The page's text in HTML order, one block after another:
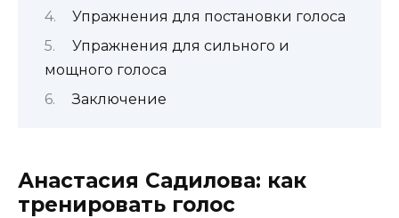
Упражнения для постановки голоса
Упражнения для сильного и
мощного голоса
Заключение
Анастасия Садилова: как
тренировать голос